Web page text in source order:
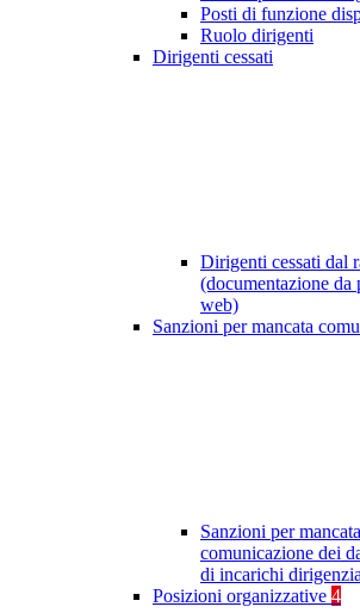
Posti di funzione
Ruolo dirigenti
Dirigenti cessati
Dirigenti cessati dal
(documentazione da
web)
Sanzioni per mancata
Sanzioni per
comunicazione dei
di incarichi
Posizioni organizzative 4